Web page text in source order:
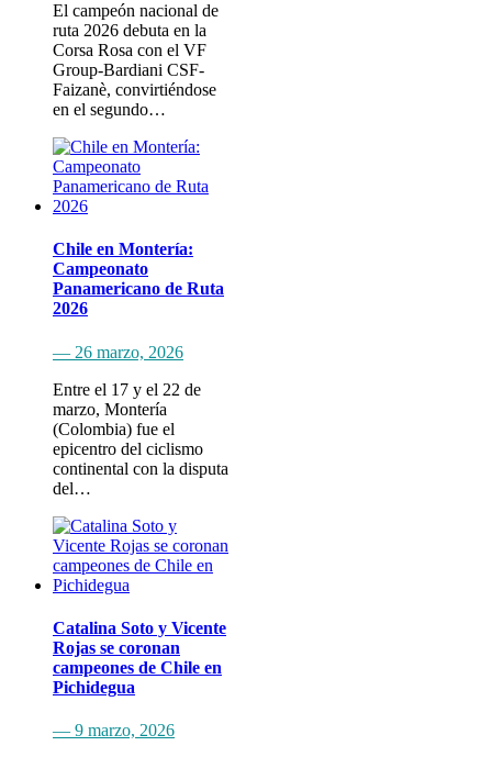
El campeón nacional de
ruta 2026 debuta en la
Corsa Rosa con el VF
Group-Bardiani CSF-
Faizanè, convirtiéndose
en el segundo…
Chile en Montería:
Campeonato
Panamericano de Ruta
2026
— 26 marzo, 2026
Entre el 17 y el 22 de
marzo, Montería
(Colombia) fue el
epicentro del ciclismo
continental con la disputa
del…
Catalina Soto y Vicente
Rojas se coronan
campeones de Chile en
Pichidegua
— 9 marzo, 2026